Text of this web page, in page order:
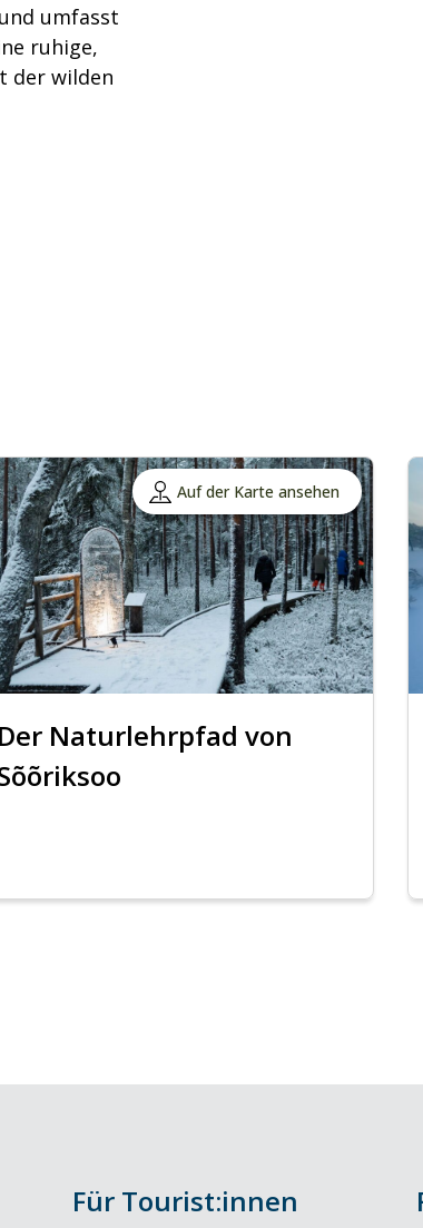
umfasst
ruhige,
der wilden
Auf der Karte ansehen
Der Naturlehrpfad von
Für Tourist:innen